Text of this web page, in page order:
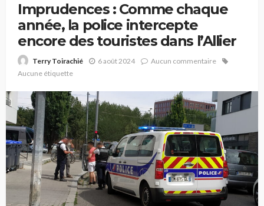
Imprudences : Comme chaque
année, la police intercepte
encore des touristes dans l’Allier
Terry Toirachié 6 août 2024
Aucun commentaire
Aucune étiquette